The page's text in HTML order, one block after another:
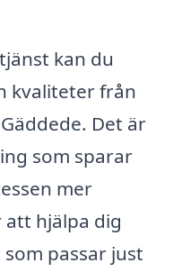
kan du
kvaliteter från
Det är
som sparar
mer
att hjälpa dig
passar just